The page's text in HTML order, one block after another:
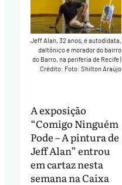
Jeff Alan, 32 anos, é autodidata,
daltônico e morador do bairro
do Barro, na periferia de Recife|
Crédito: Foto: Shilton Araújo
A exposição
“Comigo Ninguém
Pode – A pintura de
Jeff Alan” entrou
em cartaz nesta
semana na Caixa